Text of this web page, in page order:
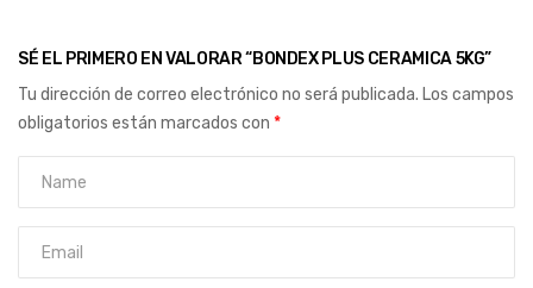
SÉ EL PRIMERO EN VALORAR “BONDEX PLUS CERAMICA 5KG”
Tu dirección de correo electrónico no será publicada. Los campos
obligatorios están marcados con *